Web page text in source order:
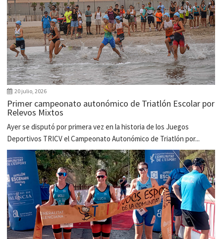
20 julio, 2026
Primer campeonato autonómico de Triatlón Escolar por
Relevos Mixtos
Ayer se disputó por primera vez en la historia de los Juegos
Deportivos TRICV el Campeonato Autonómico de Triatlón por...